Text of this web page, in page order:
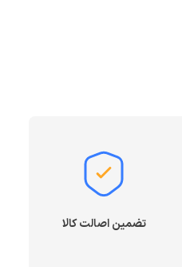
تضمین اصالت کالا